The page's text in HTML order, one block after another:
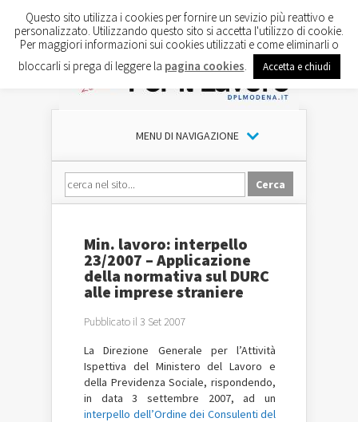
MENU DI NAVIGAZIONE
Min. lavoro: interpello
23/2007 – Applicazione
della normativa sul DURC
alle imprese straniere
Pubblicato il 3 Set 2007
La Direzione Generale per l’Attività
Ispettiva del Ministero del Lavoro e
della Previdenza Sociale, rispondendo,
in data 3 settembre 2007, ad un
interpello dell’Ordine dei Consulenti del
Questo sito utilizza i cookies per fornire un sevizio più reattivo e
personalizzato. Utilizzando questo sito si accetta l'utilizzo di cookie.
Per maggiori informazioni sui cookies utilizzati e come eliminarli o
bloccarli si prega di leggere la pagina cookies Accetta e chiudi